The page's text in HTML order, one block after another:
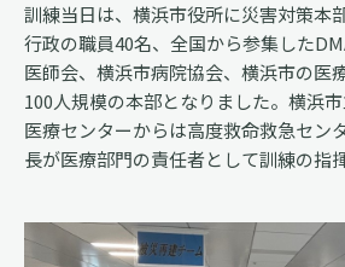
訓練当日は、横浜市役所に災害対策本
行政の職員40名、全国から参集した
医師会、横浜市病院協会、横浜市の医
100人規模の本部となりました。横浜
医療センターからは高度救命救急セン
長が医療部門の責任者として訓練の指